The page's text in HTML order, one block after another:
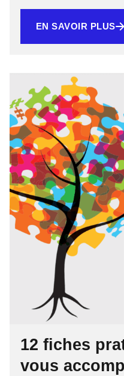
EN SAVOIR PLUS
12 fiches
vous